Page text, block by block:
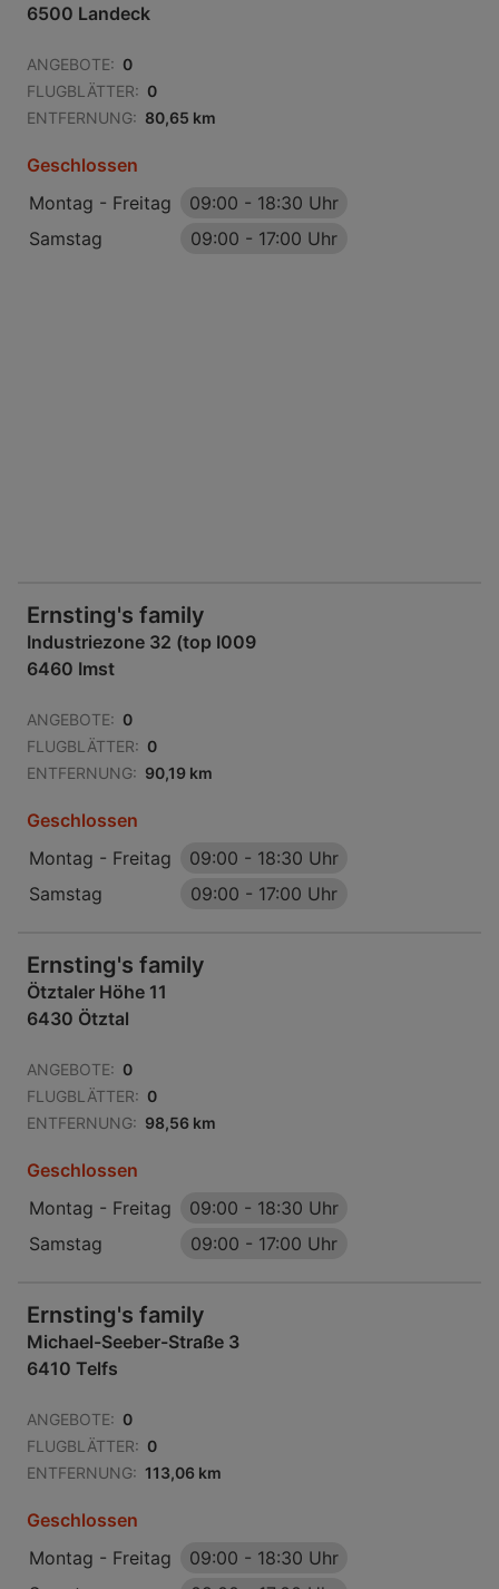
6500 Landeck
ANGEBOTE: 0
FLUGBLÄTTER: 0
ENTFERNUNG: 80,65 km
Geschlossen
Montag - Freitag
09:00 - 18:30 Uhr
Samstag
09:00 - 17:00 Uhr
Ernsting's family
Industriezone 32 (top I009
6460 Imst
ANGEBOTE: 0
FLUGBLÄTTER: 0
ENTFERNUNG: 90,19 km
Geschlossen
Montag - Freitag
09:00 - 18:30 Uhr
Samstag
09:00 - 17:00 Uhr
Ernsting's family
Ötztaler Höhe 11
6430 Ötztal
ANGEBOTE: 0
FLUGBLÄTTER: 0
ENTFERNUNG: 98,56 km
Geschlossen
Montag - Freitag
09:00 - 18:30 Uhr
Samstag
09:00 - 17:00 Uhr
Ernsting's family
Michael-Seeber-Straße 3
6410 Telfs
ANGEBOTE: 0
FLUGBLÄTTER: 0
ENTFERNUNG: 113,06 km
Geschlossen
Montag - Freitag
09:00 - 18:30 Uhr